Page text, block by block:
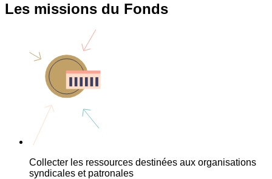
Les missions du Fonds
Collecter les ressources destinées aux organisations
syndicales et patronales